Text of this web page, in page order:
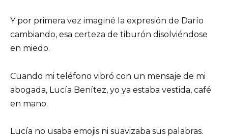
Y por primera vez imaginé la expresión de Darío
cambiando, esa certeza de tiburón disolviéndose
en miedo.
Cuando mi teléfono vibró con un mensaje de mi
abogada, Lucía Benítez, yo ya estaba vestida, café
en mano.
Lucía no usaba emojis ni suavizaba sus palabras.